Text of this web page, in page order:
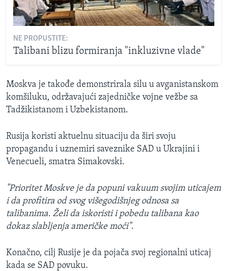
NE PROPUSTITE:
Talibani blizu formiranja "inkluzivne vlade"
Moskva je takođe demonstrirala silu u avganistanskom
komšiluku, održavajući zajedničke vojne vežbe sa
Tadžikistanom i Uzbekistanom.
Rusija koristi aktuelnu situaciju da širi svoju
propagandu i uznemiri saveznike SAD u Ukrajini i
Venecueli, smatra Simakovski.
"Prioritet Moskve je da popuni vakuum svojim uticajem
i da profitira od svog višegodišnjeg odnosa sa
talibanima. Želi da iskoristi i pobedu talibana kao
dokaz slabljenja američke moći".
Konačno, cilj Rusije je da pojača svoj regionalni uticaj
kada se SAD povuku.